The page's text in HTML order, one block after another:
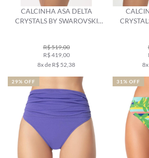
CALCINHA ASA DELTA
CRYSTALS BY SWAROVSKI
R$ 519,00
R$ 419,00
8x de R$ 52,38
29% OFF 31% OFF